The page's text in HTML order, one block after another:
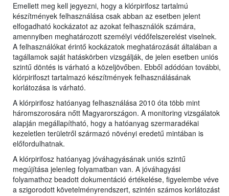
Emellett meg kell jegyezni, hogy a klórpirifosz tartalmú
készítmények felhasználása csak abban az esetben jelent
elfogadható kockázatot az azokat felhasználók számára,
amennyiben meghatározott személyi védőfelszerelést viselnek.
A felhasználókat érintő kockázatok meghatározását általában a
tagállamok saját hatáskörben vizsgálják, de jelen esetben uniós
szintű döntés is várható a közeljövőben. Ebből adódóan további,
klórpirifoszt tartalmazó készítmények felhasználásának
korlátozása is várható.
A klórpirifosz hatóanyag felhasználása 2010 óta több mint
háromszorosára nőtt Magyarországon. A monitoring vizsgálatok
alapján megállapítható, hogy a hatóanyag szermaradékai
kezeletlen területről származó növényi eredetű mintában is
előfordulhatnak.
A klórpirifosz hatóanyag jóváhagyásának uniós szintű
megújítása jelenleg folyamatban van. A jóváhagyási
folyamathoz beadott dokumentáció értékelése, figyelembe véve
a szigorodott követelményrendszert, szintén számos korlátozást